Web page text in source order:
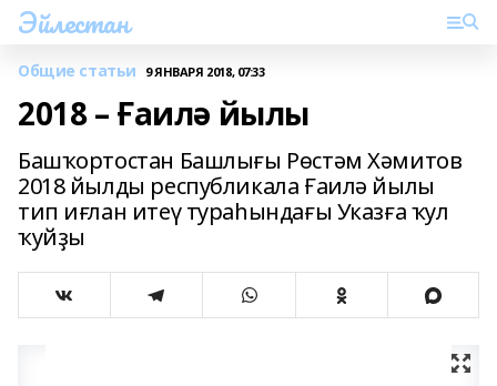
Эйлестан
Общие статьи 9 ЯНВАРЯ 2018, 07:33
2018 – Ғаилә йылы
Башҡортостан Башлығы Рөстәм Хәмитов
2018 йылды республикала Ғаилә йылы
тип иғлан итеү тураһындағы Указға ҡул
ҡуйҙы